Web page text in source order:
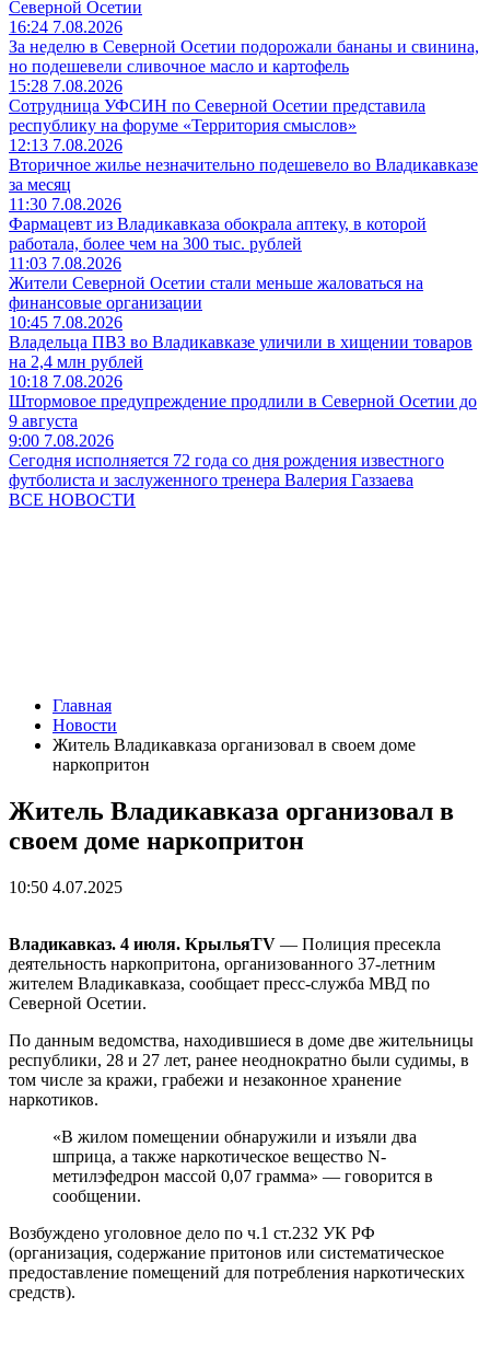
Северной Осетии
16:24 7.08.2026
За неделю в Северной Осетии подорожали бананы и свинина,
но подешевели сливочное масло и картофель
15:28 7.08.2026
Сотрудница УФСИН по Северной Осетии представила
республику на форуме «Территория смыслов»
12:13 7.08.2026
Вторичное жилье незначительно подешевело во Владикавказе
за месяц
11:30 7.08.2026
Фармацевт из Владикавказа обокрала аптеку, в которой
работала, более чем на 300 тыс. рублей
11:03 7.08.2026
Жители Северной Осетии стали меньше жаловаться на
финансовые организации
10:45 7.08.2026
Владельца ПВЗ во Владикавказе уличили в хищении товаров
на 2,4 млн рублей
10:18 7.08.2026
Штормовое предупреждение продлили в Северной Осетии до
9 августа
9:00 7.08.2026
Сегодня исполняется 72 года со дня рождения известного
футболиста и заслуженного тренера Валерия Газзаева
ВСЕ НОВОСТИ
Главная
Новости
Житель Владикавказа организовал в своем доме
наркопритон
Житель Владикавказа организовал в
своем доме наркопритон
10:50 4.07.2025
Владикавказ. 4 июля. КрыльяTV — Полиция пресекла
деятельность наркопритона, организованного 37-летним
жителем Владикавказа, сообщает пресс-служба МВД по
Северной Осетии.
По данным ведомства, находившиеся в доме две жительницы
республики, 28 и 27 лет, ранее неоднократно были судимы, в
том числе за кражи, грабежи и незаконное хранение
наркотиков.
«В жилом помещении обнаружили и изъяли два
шприца, а также наркотическое вещество N-
метилэфедрон массой 0,07 грамма» — говорится в
сообщении.
Возбуждено уголовное дело по ч.1 ст.232 УК РФ
(организация, содержание притонов или систематическое
предоставление помещений для потребления наркотических
средств).